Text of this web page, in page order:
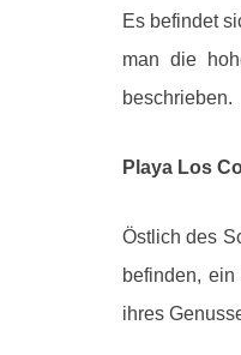
Es befindet
man die
beschrieben.
Playa Los
Östlich des
befinden,
ihres